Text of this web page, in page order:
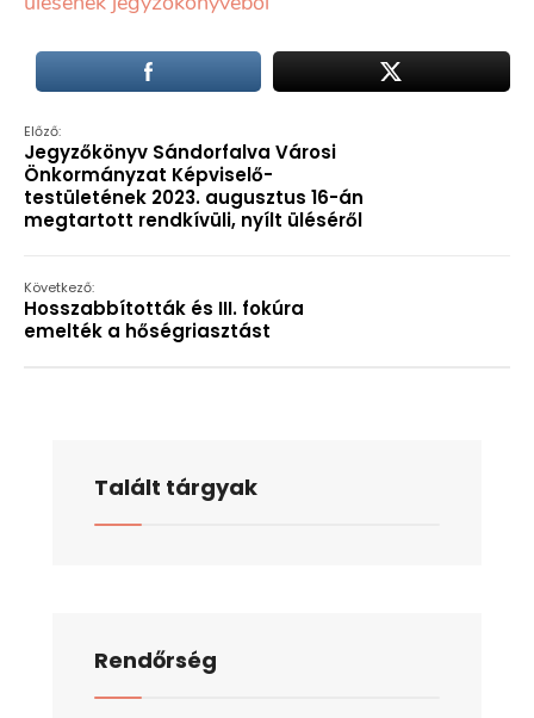
Előző:
Jegyzőkönyv Sándorfalva Városi
Önkormányzat Képviselő-
testületének 2023. augusztus 16-án
megtartott rendkívüli, nyílt üléséről
Következő:
Hosszabbították és III. fokúra
emelték a hőségriasztást
Talált tárgyak
Rendőrség